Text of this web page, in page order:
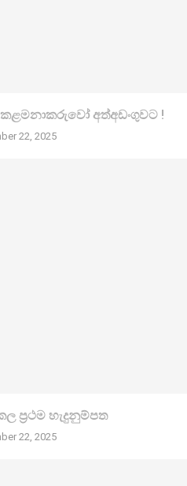
අත්අඩංගුවට !
22, 2025
ප්‍රථම හැදුනුම්පත
22, 2025